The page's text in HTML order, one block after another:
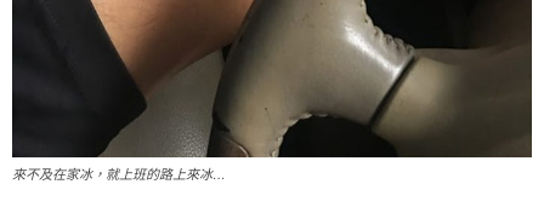
來不及在家冰，就上班的路上來冰…